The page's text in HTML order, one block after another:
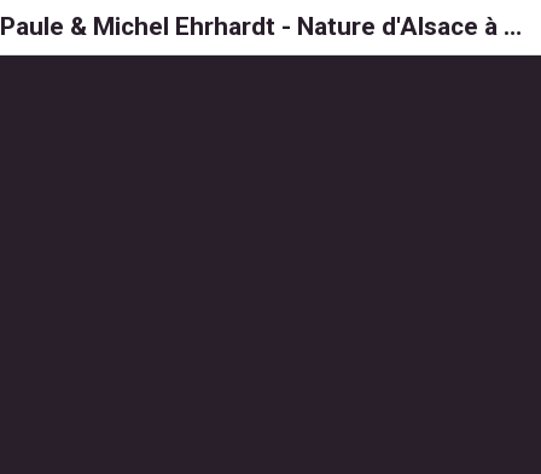
Paule & Michel Ehrhardt - Nature d'Alsace à 6, 8 et 1000 pattes